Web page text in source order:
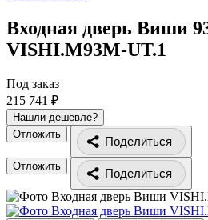
Входная дверь Виши
VISHI.M93M-UT.1
Под заказ
215 741 ₽
Нашли дешевле?
Отложить
Поделиться
Отложить
Поделиться